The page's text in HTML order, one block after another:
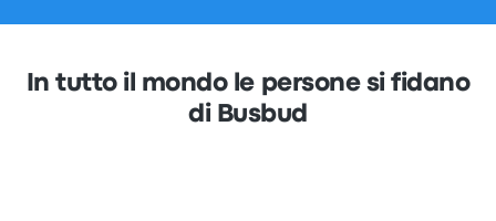
In tutto il mondo le persone si fidano
di Busbud